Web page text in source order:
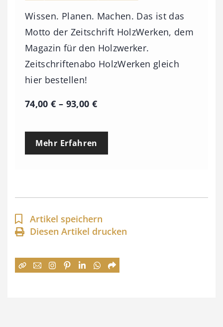
Wissen. Planen. Machen. Das ist das
Motto der Zeitschrift HolzWerken, dem
Magazin für den Holzwerker.
Zeitschriftenabo HolzWerken gleich
hier bestellen!
74,00€ – 93,00 €P
e
p
a
n
e
Mehr Erfahren
Artikel speichern
Diesen Artikel drucken